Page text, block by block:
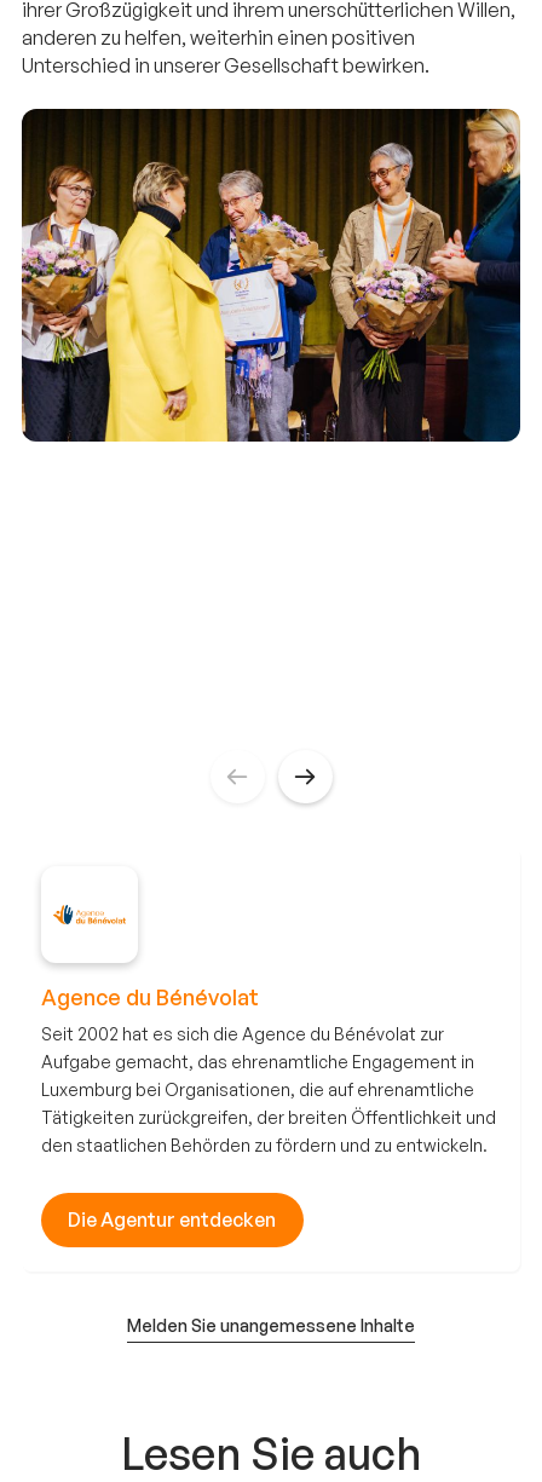
ihrer Großzügigkeit und ihrem unerschütterlichen Willen,
anderen zu helfen, weiterhin einen positiven
Unterschied in unserer Gesellschaft bewirken.
Agence du Bénévolat
Seit 2002 hat es sich die Agence du Bénévolat zur
Aufgabe gemacht, das ehrenamtliche Engagement in
Luxemburg bei Organisationen, die auf ehrenamtliche
Tätigkeiten zurückgreifen, der breiten Öffentlichkeit und
den staatlichen Behörden zu fördern und zu entwickeln.
Die Agentur entdecken
Melden Sie unangemessene Inhalte
Lesen Sie auch